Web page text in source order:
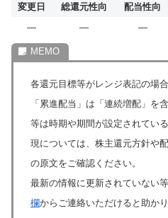
変更日 総還元性向 配当性向
―
― ―
各還元目標等がレンジ表記の場
「累進配当」は「連続増配」を
等は時期や期間が設定されてい
現については、株主還元方針や
の原文をご確認ください。
最新の情報に更新されていない
欄からご連絡いただけると助かり